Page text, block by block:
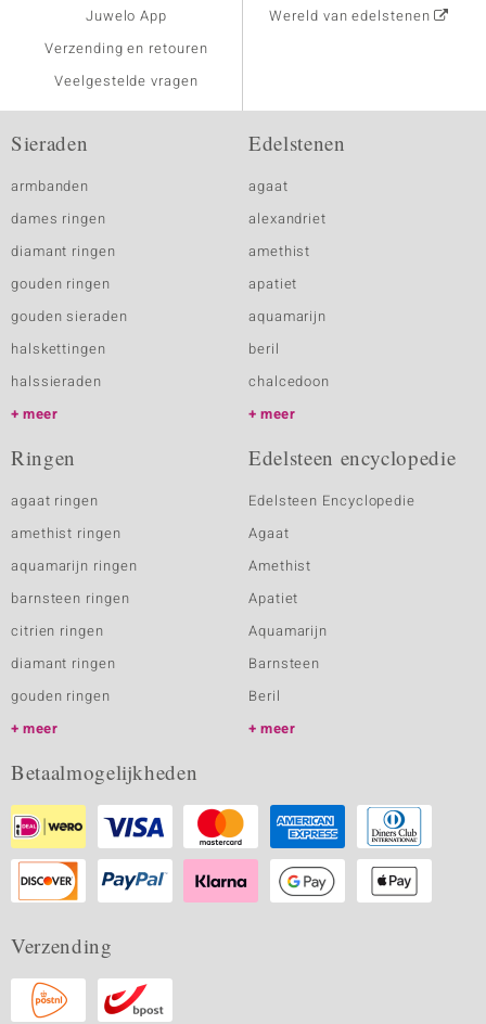
Juwelo App
Verzending en retouren
Veelgestelde vragen
Wereld van edelstenen
Sieraden
armbanden
dames ringen
diamant ringen
gouden ringen
gouden sieraden
halskettingen
halssieraden
meer
Edelstenen
agaat
alexandriet
amethist
apatiet
aquamarijn
beril
chalcedoon
meer
Ringen
agaat ringen
amethist ringen
aquamarijn ringen
barnsteen ringen
citrien ringen
diamant ringen
gouden ringen
meer
Edelsteen encyclopedie
Edelsteen Encyclopedie
Agaat
Amethist
Apatiet
Aquamarijn
Barnsteen
Beril
meer
Betaalmogelijkheden
Verzending